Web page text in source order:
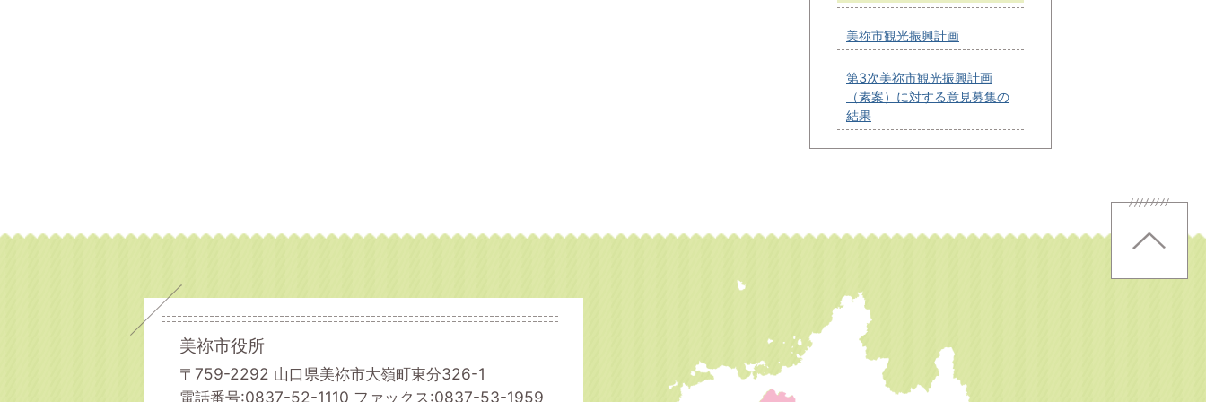
美祢市観光振興計画
第3次美祢市観光振興計画
（素案）に対する意見募集の
結果
美祢市役所
〒759-2292 山口県美祢市大嶺町東分326-1
電話番号:0837-52-1110 ファックス:0837-53-1959